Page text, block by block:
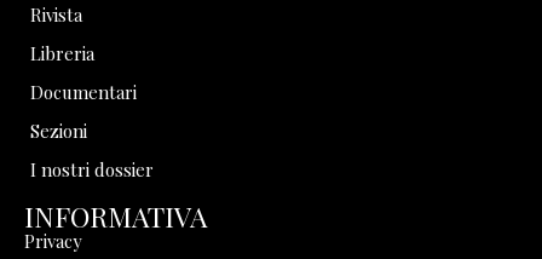
Rivista
Libreria
Documentari
Sezioni
I nostri dossier
INFORMATIVA
Privacy